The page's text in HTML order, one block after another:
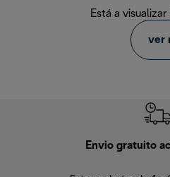
Está a
ver
Envio gratuito